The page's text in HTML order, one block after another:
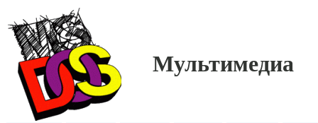
Мультимедиа